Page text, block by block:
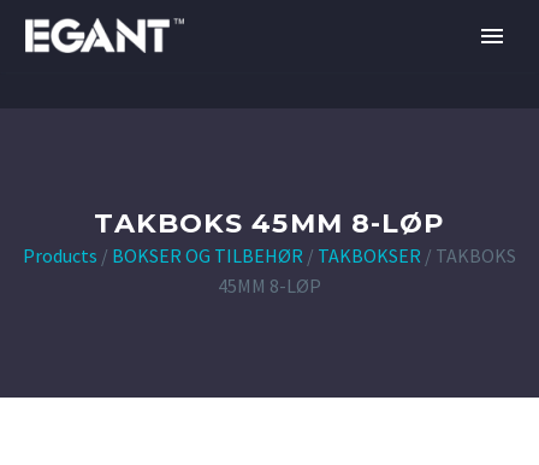
TAKBOKS 45MM 8-LØP
Products / BOKSER OG TILBEHØR / TAKBOKSER / TAKBOKS
45MM 8-LØP